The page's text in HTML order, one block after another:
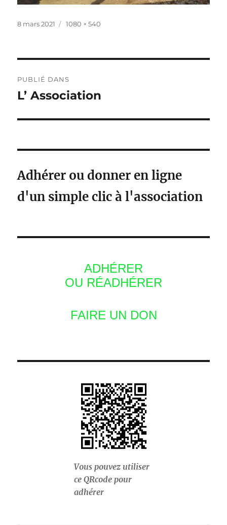
Publié
8 mars 2021
Taille
1080 × 540
de
PUBLIÉ DANS
L’ Association
Adhérer ou donner en ligne
d'un simple clic à l'association
ADHÉRER
OU RÉADHÉRER
FAIRE UN DON
Vous pouvez utiliser
ce QRcode pour
adhérer